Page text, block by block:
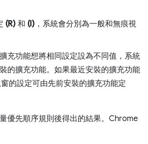
(R) 和 (I) ，系統會分別為一般和無痕視
充功能想將相同設定設為不同值，系統
的擴充功能。如果最近安裝的擴充功能
窗的設定可由先前安裝的擴充功能定
優先順序規則後得出的結果。Chrome